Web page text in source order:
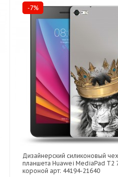
-7%
Дизайнерский силиконовый
планшета Huawei MediaPad T2
короной арт: 44194-21640